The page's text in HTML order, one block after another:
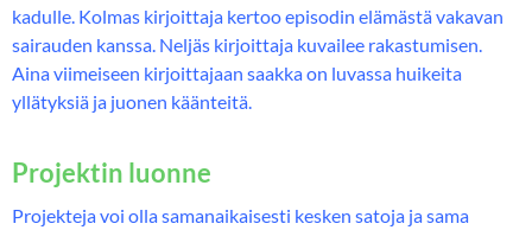
kadulle. Kolmas kirjoittaja kertoo episodin elämästä vakavan
sairauden kanssa. Neljäs kirjoittaja kuvailee rakastumisen.
Aina viimeiseen kirjoittajaan saakka on luvassa huikeita
yllätyksiä ja juonen käänteitä.
Projektin luonne
Projekteja voi olla samanaikaisesti kesken satoja ja sama